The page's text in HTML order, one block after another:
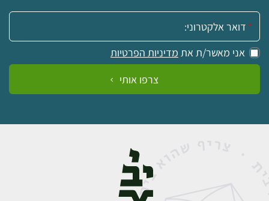
אימייל:
אני מאשר/ת את מדיניות הפרטיות
צרפו אותי